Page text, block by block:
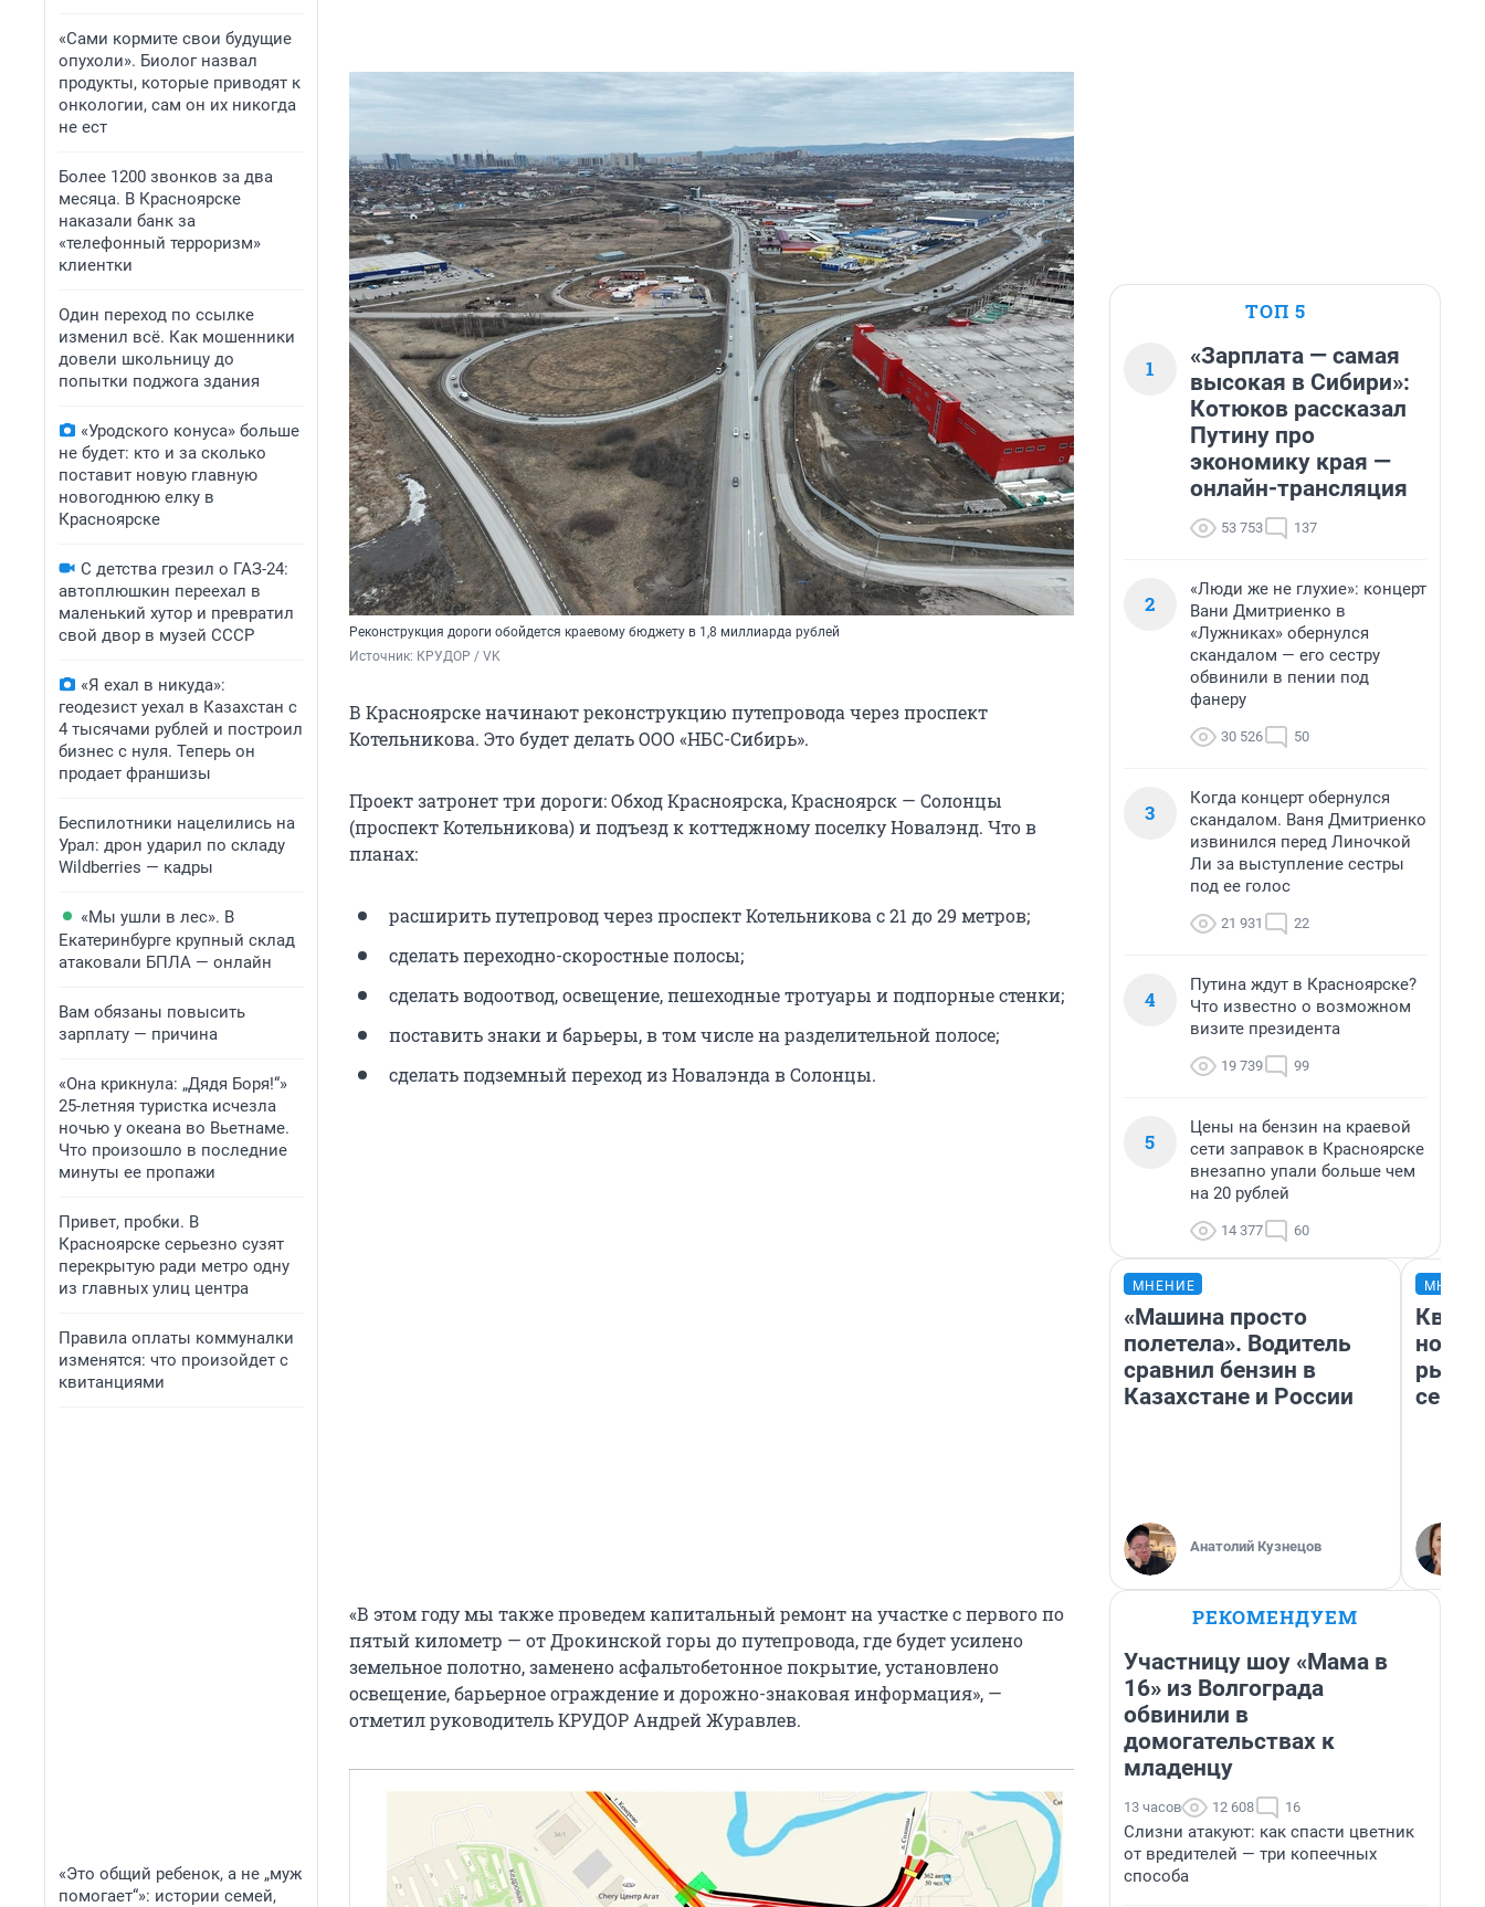
«Сами кормите свои будущие
опухоли». Биолог назвал
продукты, которые приводят к
онкологии, сам он их никогда
не ест
Более 1200 звонков за два
месяца. В Красноярске
наказали банк за
«телефонный терроризм»
клиентки
Один переход по ссылке
изменил всё. Как мошенники
довели школьницу до
попытки поджога здания
«Уродского конуса» больше
не будет: кто и за сколько
поставит новую главную
новогоднюю елку в
Красноярске
С детства грезил о ГАЗ-24:
автоплюшкин переехал в
маленький хутор и превратил
свой двор в музей СССР
«Я ехал в никуда»:
геодезист уехал в Казахстан с
4 тысячами рублей и построил
бизнес с нуля. Теперь он
продает франшизы
Беспилотники нацелились на
Урал: дрон ударил по складу
Wildberries — кадры
«Мы ушли в лес». В
Екатеринбурге крупный склад
атаковали БПЛА — онлайн
Вам обязаны повысить
зарплату — причина
«Она крикнула: „Дядя Боря!“»
25-летняя туристка исчезла
ночью у океана во Вьетнаме.
Что произошло в последние
минуты ее пропажи
Привет, пробки. В
Красноярске серьезно сузят
перекрытую ради метро одну
из главных улиц центра
Правила оплаты коммуналки
изменятся: что произойдет с
квитанциями
«Это общий ребенок, а не „муж
помогает“»: истории семей,
Реконструкция дороги обойдется краевому бюджету в 1,8 миллиарда рублей
Источник: КРУДОР / VK
В Красноярске начинают реконструкцию путепровода через проспект
Котельникова. Это будет делать ООО «НБС-Сибирь».
Проект затронет три дороги: Обход Красноярска, Красноярск — Солонцы
(проспект Котельникова) и подъезд к коттеджному поселку Новалэнд. Что в
планах:
расширить путепровод через проспект Котельникова с 21 до 29 метров;
сделать переходно-скоростные полосы;
сделать водоотвод, освещение, пешеходные тротуары и подпорные стенки;
поставить знаки и барьеры, в том числе на разделительной полосе;
сделать подземный переход из Новалэнда в Солонцы.
«В этом году мы также проведем капитальный ремонт на участке с первого по
пятый километр — от Дрокинской горы до путепровода, где будет усилено
земельное полотно, заменено асфальтобетонное покрытие, установлено
освещение, барьерное ограждение и дорожно-знаковая информация», —
отметил руководитель КРУДОР Андрей Журавлев.
ТОП 5
1
«Зарплата — самая
высокая в Сибири»:
Котюков рассказал
Путину про
экономику края —
онлайн-трансляция
53 753 137
2
«Люди же не глухие»: концерт
Вани Дмитриенко в
«Лужниках» обернулся
скандалом — его сестру
обвинили в пении под
фанеру
30 526 50
3
Когда концерт обернулся
скандалом. Ваня Дмитриенко
извинился перед Линочкой
Ли за выступление сестры
под ее голос
21 931 22
4
Путина ждут в Красноярске?
Что известно о возможном
визите президента
19 739 99
5
Цены на бензин на краевой
сети заправок в Красноярске
внезапно упали больше чем
на 20 рублей
14 377 60
МНЕНИЕ
«Машина просто
полетела». Водитель
сравнил бензин в
Казахстане и России
Анатолий Кузнецов
но
РЕКОМЕНДУЕМ
Участницу шоу «Мама в
16» из Волгограда
обвинили в
домогательствах к
младенцу
13 часов 12 608 16
Слизни атакуют: как спасти цветник
от вредителей — три копеечных
способа